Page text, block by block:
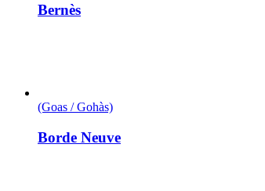
Bernès
(Goas / Gohàs)
Borde Neuve